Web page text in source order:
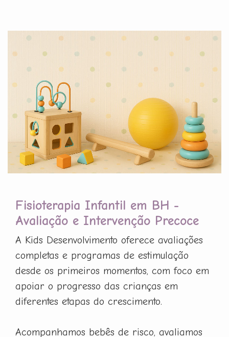
Fisioterapia Infantil em BH -
Avaliação e Intervenção Precoce
A Kids Desenvolvimento oferece avaliações
completas e programas de estimulação
desde os primeiros momentos, com foco em
apoiar o progresso das crianças em
diferentes etapas do crescimento.
Acompanhamos bebês de risco, avaliamos